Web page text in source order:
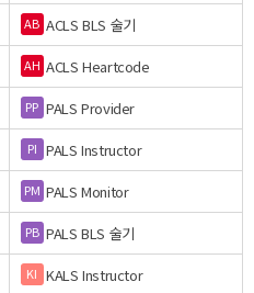
AB ACLS BLS 술기
AH ACLS Heartcode
PP PALS Provider
PI PALS Instructor
PM PALS Monitor
PB PALS BLS 술기
KI KALS Instructor